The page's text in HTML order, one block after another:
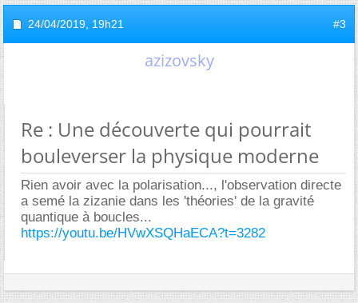
24/04/2019, 19h21 #3
azizovsky
Re : Une découverte qui pourrait
bouleverser la physique moderne
Rien avoir avec la polarisation..., l'observation directe
a semé la zizanie dans les 'théories' de la gravité
quantique à boucles...
https://youtu.be/HVwXSQHaECA?t=3282